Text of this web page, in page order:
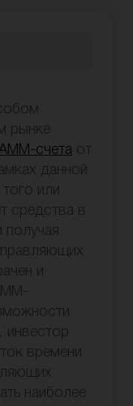
рынке
счета от
данной
или
средства в
получая
и
инвестор
времени
наиболее